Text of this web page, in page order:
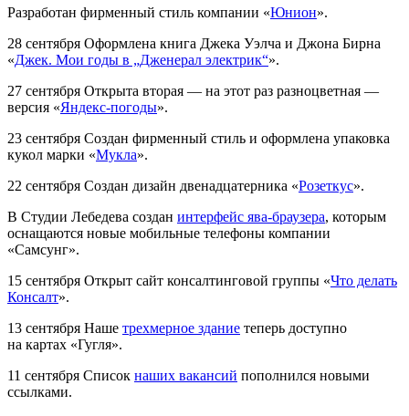
Разработан фирменный стиль компании «Юнион».
28 сентября Оформлена книга Джека Уэлча и Джона Бирна
«Джек. Мои годы в „Дженерал электрик“».
27 сентября Открыта вторая — на этот раз разноцветная —
версия «Яндекс-погоды».
23 сентября Создан фирменный стиль и оформлена упаковка
кукол марки «Мукла».
22 сентября Создан дизайн двенадцатерника «Розеткус».
В Студии Лебедева создан интерфейс ява-браузера, которым
оснащаются новые мобильные телефоны компании
«Самсунг».
15 сентября Открыт сайт консалтинговой группы «Что делать
Консалт».
13 сентября Наше трехмерное здание теперь доступно
на картах «Гугля».
11 сентября Список наших вакансий пополнился новыми
ссылками.